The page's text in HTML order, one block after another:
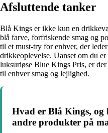
Afsluttende tanker
Blå Kings er ikke kun en
blå farve, forfriskende smag og
til et must-try for enhver, der
drikkeoplevelse. Uanset om du
luksuriøse Blue Kings Pris, er
til enhver smag og lejlighed.
Hvad er Blå Kings, og
andre produkter på